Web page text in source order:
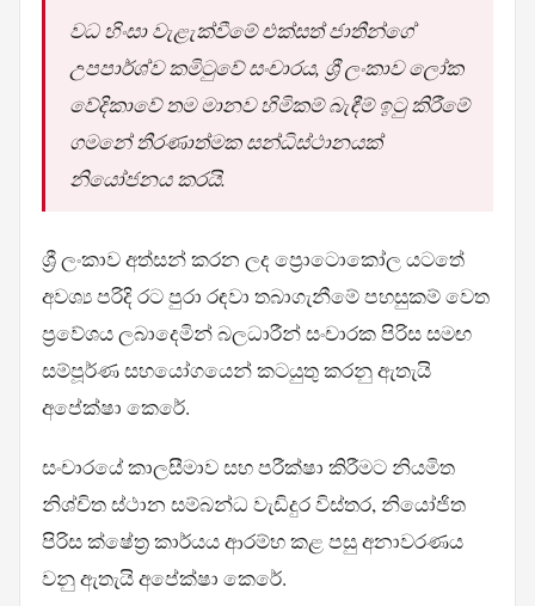
වධ හිංසා වැළැක්වීමේ එක්සත් ජාතීන්ගේ
උපපාර්ශ්ව කමිටුවේ සංචාරය, ශ්‍රී ලංකාව ලෝක
වේදිකාවේ තම මානව හිමිකම් බැඳීම් ඉටු කිරීමේ
ගමනේ තීරණාත්මක සන්ධිස්ථානයක්
නියෝජනය කරයි.
ශ්‍රී ලංකාව අත්සන් කරන ලද ප්‍රොටොකෝල යටතේ
අවශ්‍ය පරිදි රට පුරා රඳවා තබාගැනීමේ පහසුකම් වෙත
ප්‍රවේශය ලබාදෙමින් බලධාරීන් සංචාරක පිරිස සමඟ
සම්පූර්ණ සහයෝගයෙන් කටයුතු කරනු ඇතැයි
අපේක්ෂා කෙරේ.
සංචාරයේ කාලසීමාව සහ පරීක්ෂා කිරීමට නියමිත
නිශ්චිත ස්ථාන සම්බන්ධ වැඩිදුර විස්තර, නියෝජිත
පිරිස ක්ෂේත්‍ර කාර්යය ආරම්භ කළ පසු අනාවරණය
වනු ඇතැයි අපේක්ෂා කෙරේ.